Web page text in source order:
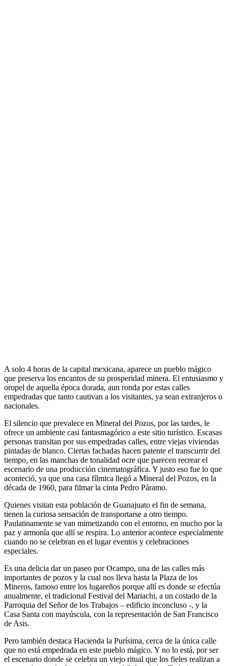
A solo 4 horas de la capital mexicana, aparece un pueblo mágico
que preserva los encantos de su prosperidad minera. El entusiasmo y
oropel de aquella época dorada, aun ronda por estas calles
empedradas que tanto cautivan a los visitantes, ya sean extranjeros o
nacionales.
El silencio que prevalece en Mineral del Pozos, por las tardes, le
ofrece un ambiente casi fantasmagórico a este sitio turístico. Escasas
personas transitan por sus empedradas calles, entre viejas viviendas
pintadas de blanco. Ciertas fachadas hacen patente el transcurrir del
tiempo, en las manchas de tonalidad ocre que parecen recrear el
escenario de una producción cinematográfica. Y justo eso fue lo que
aconteció, ya que una casa fílmica llegó a Mineral del Pozos, en la
década de 1960, para filmar la cinta Pedro Páramo.
Quienes visitan esta población de Guanajuato el fin de semana,
tienen la curiosa sensación de transportarse a otro tiempo.
Paulatinamente se van mimetizando con el entorno, en mucho por la
paz y armonía que allí se respira. Lo anterior acontece especialmente
cuando no se celebran en el lugar eventos y celebraciones
especiales.
Es una delicia dar un paseo por Ocampo, una de las calles más
importantes de pozos y la cual nos lleva hasta la Plaza de los
Mineros, famoso entre los lugareños porque allí es donde se efectúa
anualmente, el tradicional Festival del Mariachi, a un costado de la
Parroquia del Señor de los Trabajos – edificio inconcluso -, y la
Casa Santa con mayúscula, con la representación de San Francisco
de Asis.
Pero también destaca Hacienda la Purísima, cerca de la única calle
que no está empedrada en este pueblo mágico. Y no lo está, por ser
el escenario donde se celebra un viejo ritual que los fieles realizan a